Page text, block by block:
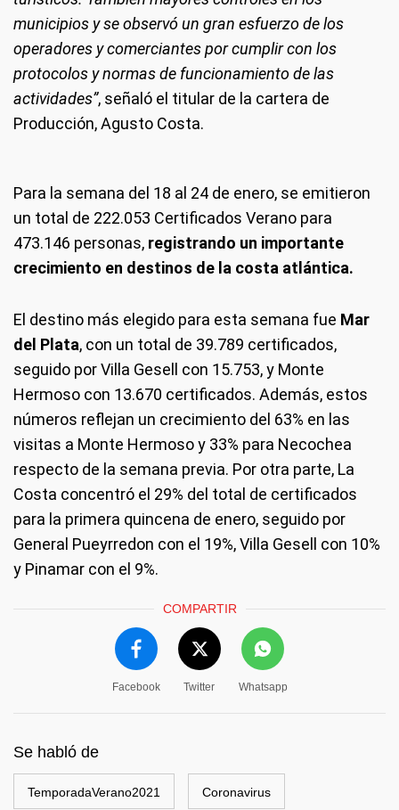
municipios y se observó un gran esfuerzo de los
operadores y comerciantes por cumplir con los
protocolos y normas de funcionamiento de las
actividades”, señaló el titular de la cartera de
Producción, Agusto Costa.
Para la semana del 18 al 24 de enero, se emitieron
un total de 222.053 Certificados Verano para
473.146 personas, registrando un importante
crecimiento en destinos de la costa atlántica.
El destino más elegido para esta semana fue Mar
del Plata, con un total de 39.789 certificados,
seguido por Villa Gesell con 15.753, y Monte
Hermoso con 13.670 certificados. Además, estos
números reflejan un crecimiento del 63% en las
visitas a Monte Hermoso y 33% para Necochea
respecto de la semana previa. Por otra parte, La
Costa concentró el 29% del total de certificados
para la primera quincena de enero, seguido por
General Pueyrredon con el 19%, Villa Gesell con 10%
y Pinamar con el 9%.
COMPARTIR
Facebook Twitter Whatsapp
Se habló de
TemporadaVerano2021 Coronavirus